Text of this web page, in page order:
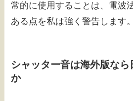
常的に使用することは、電波
ある点を私は強く警告します。
シャッター音は海外版な
か